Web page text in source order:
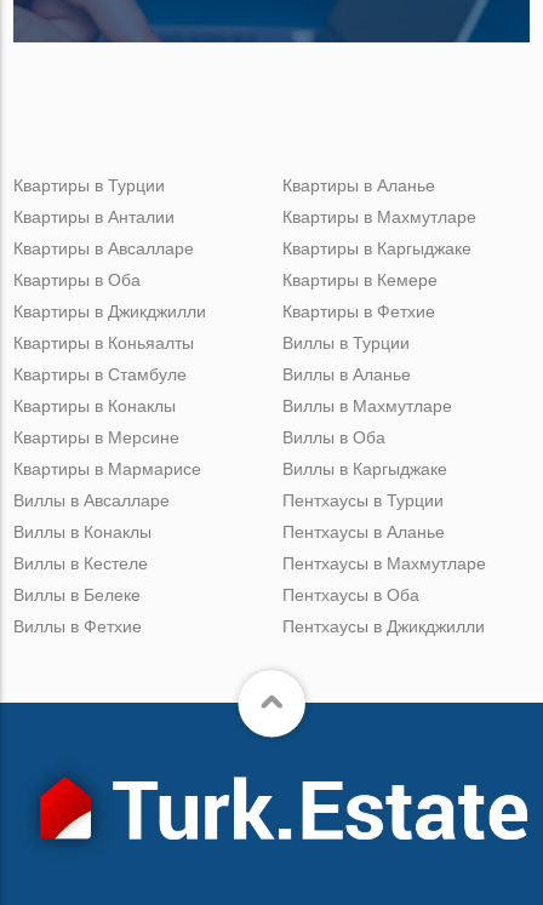
Квартиры в Турции
Квартиры в Анталии
Квартиры в Авсалларе
Квартиры в Оба
Квартиры в Джикджилли
Квартиры в Аланье
Квартиры в Махмутларе
Квартиры в Каргыджаке
Квартиры в Кемере
Квартиры в Фетхие
Квартиры в Коньяалты
Квартиры в Стамбуле
Квартиры в Конаклы
Квартиры в Мерсине
Квартиры в Мармарисе
Виллы в Турции
Виллы в Аланье
Виллы в Махмутларе
Виллы в Оба
Виллы в Каргыджаке
Виллы в Авсалларе
Виллы в Конаклы
Виллы в Кестеле
Виллы в Белеке
Виллы в Фетхие
Пентхаусы в Турции
Пентхаусы в Аланье
Пентхаусы в Махмутларе
Пентхаусы в Оба
Пентхаусы в Джикджилли